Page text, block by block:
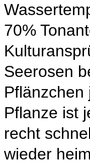
70%
Seerosen
Pflanze ist
recht
wieder